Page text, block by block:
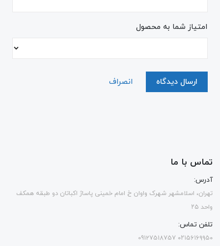
امتیاز شما به محصول
ارسال دیدگاه انصراف
تماس با ما
آدرس:
تهران، اسلامشهر شهرک واوان خ امام خمینی پاساژ اکباتان دو طبقه همکف
واحد ۲۵
تلفن تماس:
۰۲۱۵۶۱۶۹۹۵۰ 09127518757